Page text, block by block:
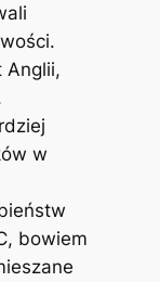
Anglii,
w
bowiem